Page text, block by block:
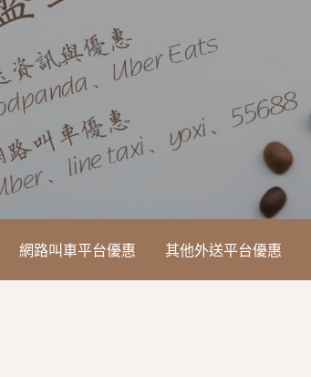
網路叫車平台優惠 其他外送平台優惠